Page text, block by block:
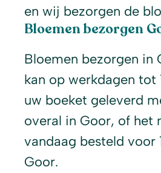
en wij bezorgen de
Bloemen bezorgen
Bloemen bezorgen in
kan op werkdagen tot
uw boeket geleverd
overal in Goor, of het
vandaag besteld voor
Goor.